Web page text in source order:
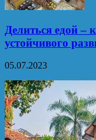
Делиться едой –
устойчивого
05.07.2023